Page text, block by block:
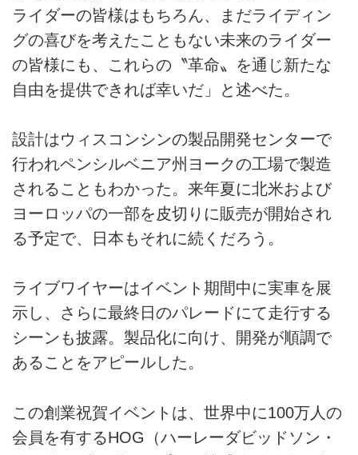
ライダーの皆様はもちろん、まだライディン
グの喜びを考えたこともない未来のライダー
の皆様にも、これらの〝革命〟を通じ新たな
自由を提供できれば幸いだ」と述べた。
設計はウィスコンシンの製品開発センターで
行われペンシルベニア州ヨークの工場で製造
されることもわかった。来年夏に北米および
ヨーロッパの一部を皮切りに販売が開始され
る予定で、日本もそれに続くだろう。
ライブワイヤーはイベント期間中に実車を展
示し、さらに最終日のパレードにて走行する
シーンも披露。製品化に向け、開発が順調で
あることをアピールした。
この創業祝賀イベントは、世界中に100万人の
会員を有するHOG（ハーレーダビッドソン・